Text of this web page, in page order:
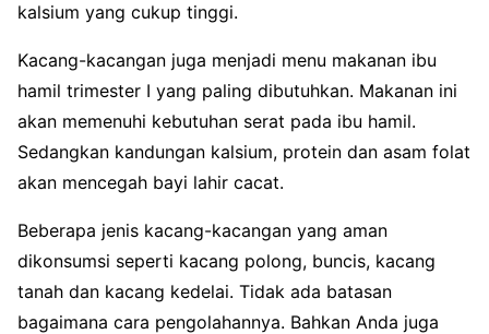
kalsium yang cukup tinggi.
Kacang-kacangan juga menjadi menu makanan ibu
hamil trimester I yang paling dibutuhkan. Makanan ini
akan memenuhi kebutuhan serat pada ibu hamil.
Sedangkan kandungan kalsium, protein dan asam folat
akan mencegah bayi lahir cacat.
Beberapa jenis kacang-kacangan yang aman
dikonsumsi seperti kacang polong, buncis, kacang
tanah dan kacang kedelai. Tidak ada batasan
bagaimana cara pengolahannya. Bahkan Anda juga